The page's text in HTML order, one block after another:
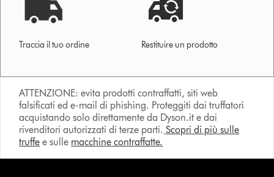
Traccia il tuo ordine Restituire un prodotto
ATTENZIONE: evita prodotti contraffatti, siti web
falsificati ed e-mail di phishing. Proteggiti dai truffatori
acquistando solo direttamente da Dyson.it e dai
rivenditori autorizzati di terze parti. Scopri di più sulle
truffe e sulle macchine contraffatte.